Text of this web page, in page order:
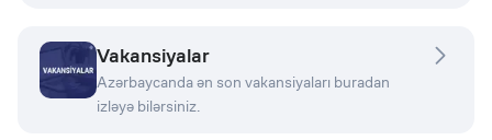
Vakansiyalar
Azərbaycanda ən son vakansiyaları buradan
izləyə bilərsiniz.